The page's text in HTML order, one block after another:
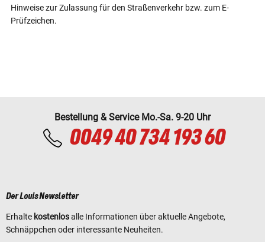
Hinweise zur Zulassung für den Straßenverkehr bzw. zum E-
Prüfzeichen.
Bestellung & Service Mo.-Sa. 9-20 Uhr
0049 40 734 193 60
Der Louis Newsletter
Erhalte kostenlosalle Informationen über aktuelle Angebote,
Schnäppchen oder interessante Neuheiten.